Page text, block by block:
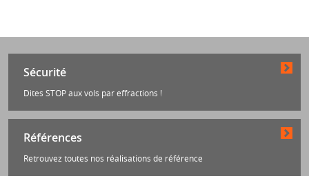
Sécurité
Dites STOP aux vols par effractions !
Références
Retrouvez toutes nos réalisations de référence